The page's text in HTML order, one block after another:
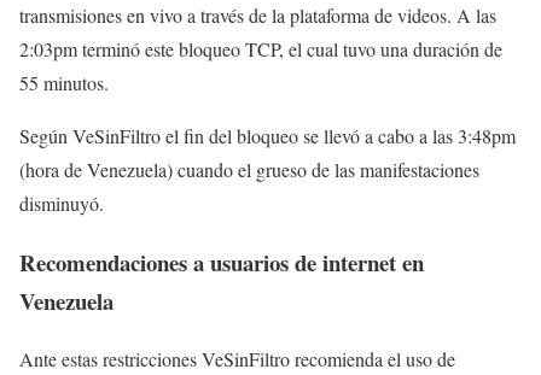
transmisiones en vivo a través de la plataforma de videos. A las
2:03pm terminó este bloqueo TCP, el cual tuvo una duración de
55 minutos.
Según VeSinFiltro el fin del bloqueo se llevó a cabo a las 3:48pm
(hora de Venezuela) cuando el grueso de las manifestaciones
disminuyó.
Recomendaciones a usuarios de internet en
Venezuela
Ante estas restricciones VeSinFiltro recomienda el uso de